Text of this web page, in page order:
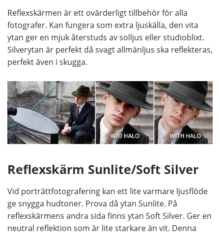
Reflexskärmen är ett ovärderligt tillbehör för alla
fotografer. Kan fungera som extra ljuskälla, den vita
ytan ger en mjuk återstuds av solljus eller studioblixt.
Silverytan är perfekt då svagt allmänljus ska reflekteras,
perfekt även i skugga.
Reflexskärm Sunlite/Soft Silver
Vid porträttfotografering kan ett lite varmare ljusflöde
ge snygga hudtoner. Prova då ytan Sunlite. På
reflexskärmens andra sida finns ytan Soft Silver. Ger en
neutral reflektion som är lite starkare än vit. Denna